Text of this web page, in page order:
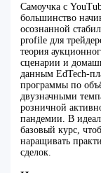
Самоучка с
большинство
осознанной
profile для
теория
сценарии и
данным
программы по
двузначными
розничной
пандемии. В
базовый курс,
наращивать
сделок.